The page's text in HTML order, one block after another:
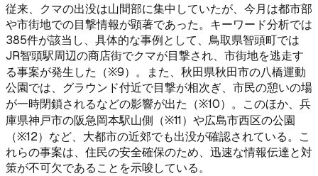
従来、クマの出没は山間部に集中していたが、今月は都市部
や市街地での目撃情報が顕著であった。キーワード分析では
385件が該当し、具体的な事例として、鳥取県智頭町では
JR智頭駅周辺の商店街でクマが目撃され、市街地を逃走す
る事案が発生した（※9）。また、秋田県秋田市の八橋運動
公園では、グラウンド付近で目撃が相次ぎ、市民の憩いの場
が一時閉鎖されるなどの影響が出た（※10）。このほか、兵
庫県神戸市の阪急岡本駅山側（※11）や広島市西区の公園
（※12）など、大都市の近郊でも出没が確認されている。こ
れらの事案は、住民の安全確保のため、迅速な情報伝達と対
策が不可欠であることを示唆している。